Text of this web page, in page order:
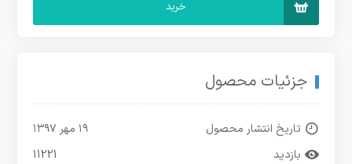
خرید
جزئیات محصول
تاریخ انتشار محصول
۱۹ مهر ۱۳۹۷
بازدید
11221